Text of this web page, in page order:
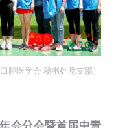
口腔医学会 秘书处党支部）